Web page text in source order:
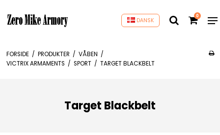
DANSK
0
FORSIDE / PRODUKTER / VÅBEN /
VICTRIX ARMAMENTS / SPORT / TARGET BLACKBELT
Target Blackbelt